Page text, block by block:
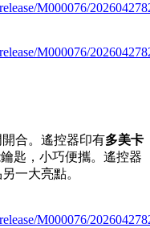
M000076/
M000076/
合。遙控器印有多美卡
匙，小巧便攜。遙控器
一大亮點。
M000076/